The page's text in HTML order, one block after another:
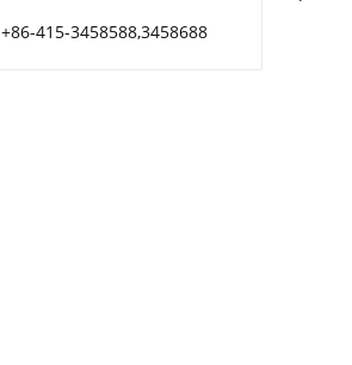
+86-415-3458588,3458688